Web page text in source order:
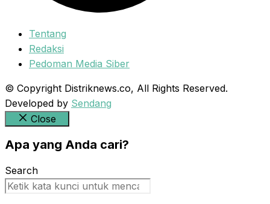
Tentang
Redaksi
Pedoman Media Siber
© Copyright Distriknews.co, All Rights Reserved.
Developed by Sendang
Close
Apa yang Anda cari?
Search